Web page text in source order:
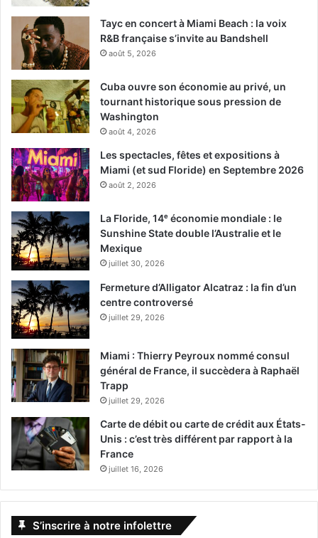
Tayc en concert à Miami Beach : la voix
R&B française s’invite au Bandshell
août 5, 2026
Cuba ouvre son économie au privé, un
tournant historique sous pression de
Washington
août 4, 2026
Les spectacles, fêtes et expositions à
Miami (et sud Floride) en Septembre 2026
août 2, 2026
La Floride, 14ᵉ économie mondiale : le
Sunshine State double l’Australie et le
Mexique
juillet 30, 2026
Fermeture d’Alligator Alcatraz : la fin d’un
centre controversé
juillet 29, 2026
Miami : Thierry Peyroux nommé consul
général de France, il succèdera à Raphaël
Trapp
juillet 29, 2026
Carte de débit ou carte de crédit aux États-
Unis : c’est très différent par rapport à la
France
juillet 16, 2026
S’inscrire à notre infolettre